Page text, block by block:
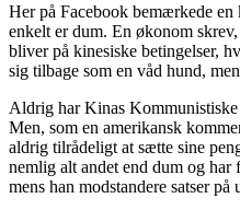
Her på Facebook bemærkede en
enkelt er dum. En økonom
bliver på kinesiske betingelser,
sig tilbage som en våd hund,
Aldrig har Kinas
Men, som en amerikansk
aldrig tilrådeligt at sætte sine
nemlig alt andet end dum og
mens han modstandere satser på